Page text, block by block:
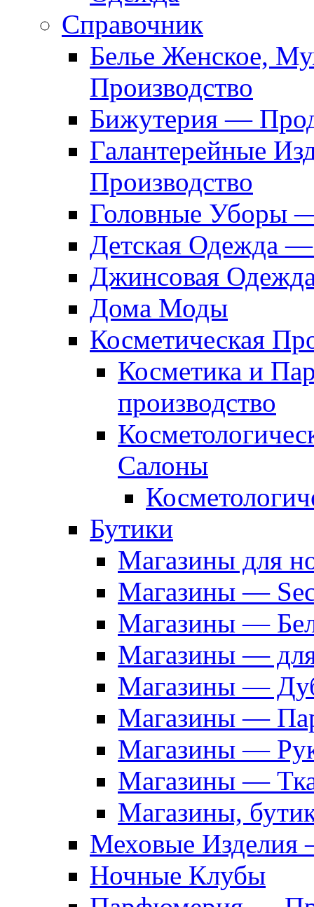
Справочник
Белье Женское,
Производство
Бижутерия —
Галантерейные
Производство
Головные Уборы
Детская Одежда
Джинсовая
Дома Моды
Косметическая
Косметика и
производство
Салоны
Бутики
Магазины для
Магазины —
Магазины —
Магазины —
Магазины —
Магазины —
Магазины —
Магазины —
Магазины,
Меховые Изделия
Ночные Клубы